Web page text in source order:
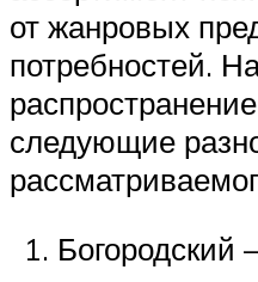
от жанровых
потребностей.
следующие
Богородский